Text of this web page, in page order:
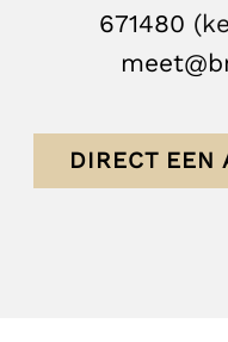
671480
DIRECT EEN